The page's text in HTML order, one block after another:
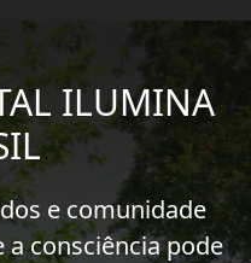
ILUMINA
e comunidade
consciência pode